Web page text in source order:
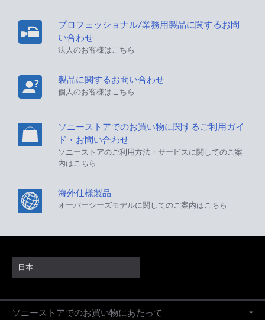
プロフェッショナル/業務用製品に関するお問
い合わせ
法人のお客様はこちら
製品に関するお問い合わせ
個人のお客様はこちら
ソニーストアでのお買い物に関するご利用ガイ
ド・お問い合わせ
ソニーストアのご利用方法・サービスに関してのご案
内はこちら
海外仕様製品
オーバーシーズモデルに関してのご案内はこちら
日本
ソニーストアでのお買い物にあたって